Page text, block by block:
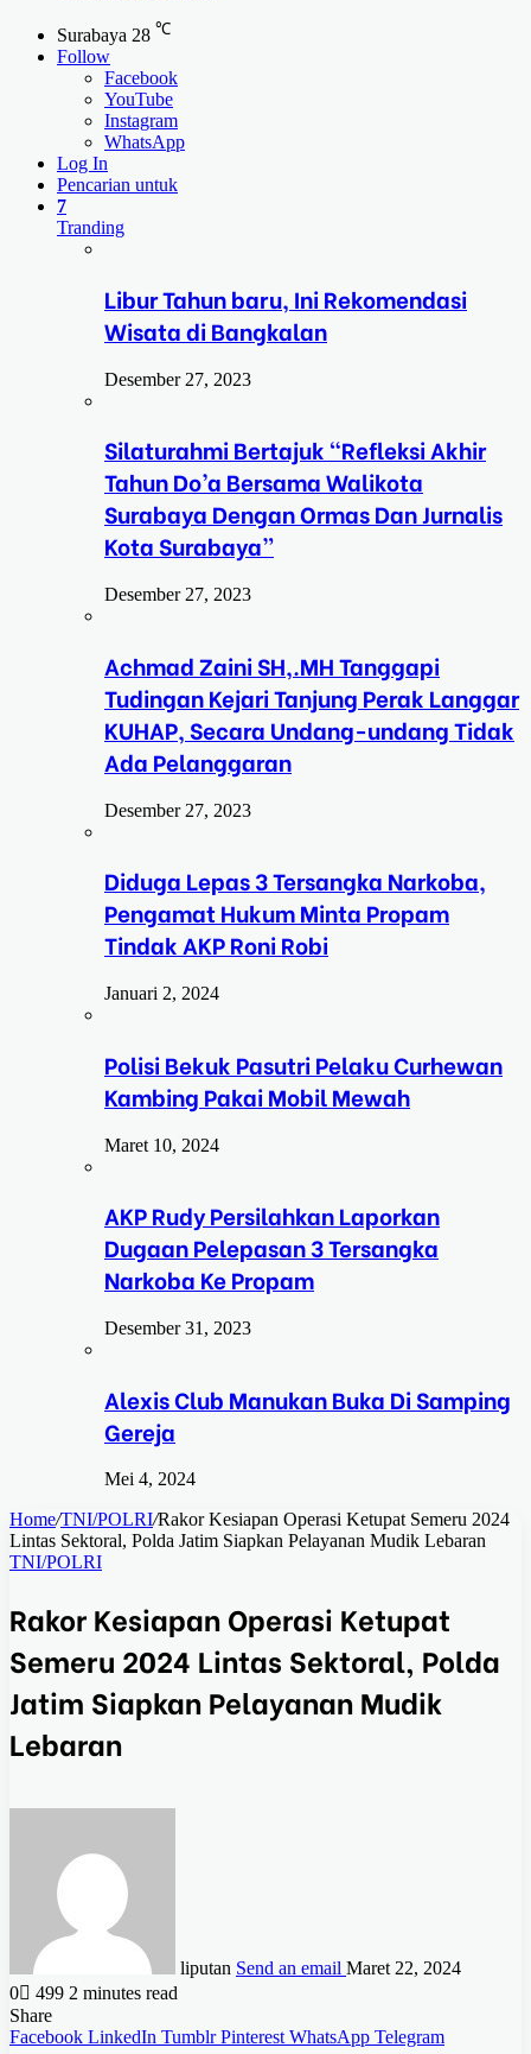
Surabaya 28 ℃
Follow
Facebook
YouTube
Instagram
WhatsApp
Log In
Pencarian untuk
7
Tranding
Libur Tahun baru, Ini Rekomendasi
Wisata di Bangkalan
Desember 27, 2023
Silaturahmi Bertajuk “Refleksi Akhir
Tahun Do’a Bersama Walikota
Surabaya Dengan Ormas Dan Jurnalis
Kota Surabaya”
Desember 27, 2023
Achmad Zaini SH,.MH Tanggapi
Tudingan Kejari Tanjung Perak Langgar
KUHAP, Secara Undang-undang Tidak
Ada Pelanggaran
Desember 27, 2023
Diduga Lepas 3 Tersangka Narkoba,
Pengamat Hukum Minta Propam
Tindak AKP Roni Robi
Januari 2, 2024
Polisi Bekuk Pasutri Pelaku Curhewan
Kambing Pakai Mobil Mewah
Maret 10, 2024
AKP Rudy Persilahkan Laporkan
Dugaan Pelepasan 3 Tersangka
Narkoba Ke Propam
Desember 31, 2023
Alexis Club Manukan Buka Di Samping
Gereja
Mei 4, 2024
Home/TNI/POLRI/Rakor Kesiapan Operasi Ketupat Semeru 2024
Lintas Sektoral, Polda Jatim Siapkan Pelayanan Mudik Lebaran
TNI/POLRI
Rakor Kesiapan Operasi Ketupat
Semeru 2024 Lintas Sektoral, Polda
Jatim Siapkan Pelayanan Mudik
Lebaran
liputan Send an email Maret 22, 2024
0
499 2 minutes read
Share
Facebook LinkedIn Tumblr Pinterest WhatsApp Telegram